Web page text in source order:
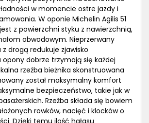
w momencie ostre jazdy i
W oponie Michelin Agilis 51
z powierzchni styku z nawierzchnią,
obwodowym. Nieprzerwany
drogą redukuje zjawisko
dobrze trzymają się każdej
rzeźba bieżnika skonstruowana
został maksymalny komfort
bezpieczeństwo, takie jak w
Rzeźba składa się bowiem
rowków, nacięć i klocków o
Dzięki temu ilość hałasu